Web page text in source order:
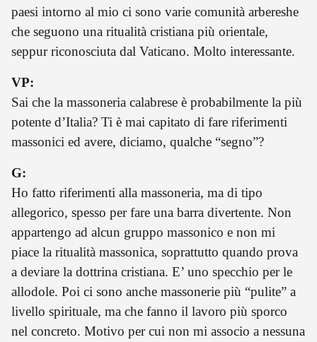
paesi intorno al mio ci sono varie comunità arbereshe
che seguono una ritualità cristiana più orientale,
seppur riconosciuta dal Vaticano. Molto interessante.
VP:
Sai che la massoneria calabrese è probabilmente la più
potente d’Italia? Ti è mai capitato di fare riferimenti
massonici ed avere, diciamo, qualche “segno”?
G:
Ho fatto riferimenti alla massoneria, ma di tipo
allegorico, spesso per fare una barra divertente. Non
appartengo ad alcun gruppo massonico e non mi
piace la ritualità massonica, soprattutto quando prova
a deviare la dottrina cristiana. E’ uno specchio per le
allodole. Poi ci sono anche massonerie più “pulite” a
livello spirituale, ma che fanno il lavoro più sporco
nel concreto. Motivo per cui non mi associo a nessuna